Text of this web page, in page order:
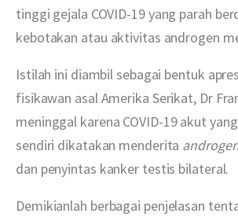
tinggi gejala COVID-19 yang parah
kebotakan atau aktivitas androgen
Istilah ini diambil sebagai bentuk
fisikawan asal Amerika Serikat, Dr
meninggal karena COVID-19 akut
sendiri dikatakan menderita
dan penyintas kanker testis bilateral.
Demikianlah berbagai penjelasan